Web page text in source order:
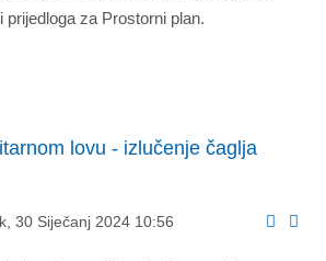
prijedloga za Prostorni plan.
lovu - izlučenje čaglja
30 Siječanj 2024 10:56